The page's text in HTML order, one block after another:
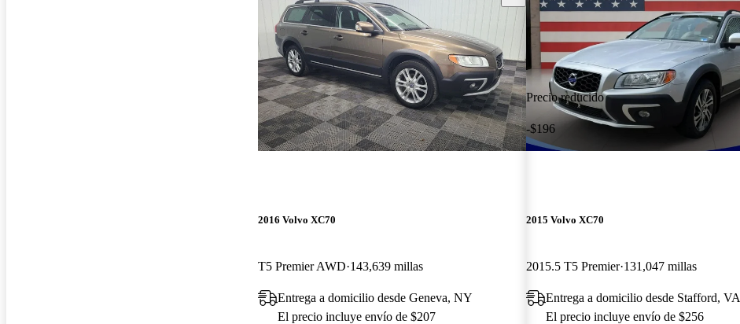
2016 Volvo XC70
T5 Premier AWD 143,639 millas
Entrega a domicilio desde Geneva, NY
El precio incluye envío de $207
Precio reducido
-$196
2015 Volvo XC70
2015.5 T5 Premier 131,047 millas
Entrega a domicilio desde Stafford, VA
El precio incluye envío de $256